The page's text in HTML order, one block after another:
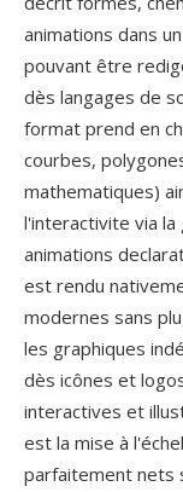
animations dans
pouvant être
dès langages de
format prend en
courbes,
mathematiques)
l'interactivite via la
animations
est rendu
modernes sans
les graphiques
dès icônes et
interactives et
est la mise à
parfaitement nets